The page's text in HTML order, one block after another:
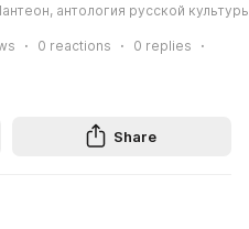
антология русской
0 reactions 0 replies
Share